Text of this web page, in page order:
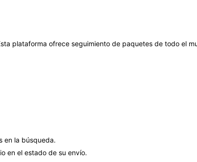
plataforma ofrece seguimiento de paquetes de todo el
en la búsqueda.
en el estado de su envío.